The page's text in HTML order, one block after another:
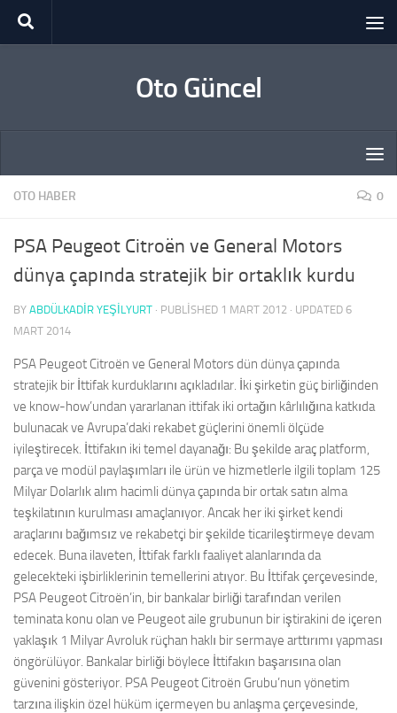
Skip to content
Oto Güncel
OTO HABER 0
PSA Peugeot Citroën ve General Motors
dünya çapında stratejik bir ortaklık kurdu
BY ABDÜLKADIR YEŞİLYURT · PUBLISHED 1 MART 2012 · UPDATED 6
MART 2014
PSA Peugeot Citroën ve General Motors dün dünya çapında
stratejik bir İttifak kurduklarını açıkladılar. İki şirketin güç birliğinden
ve know-how’undan yararlanan ittifak iki ortağın kârlılığına katkıda
bulunacak ve Avrupa’daki rekabet güçlerini önemli ölçüde
iyileştirecek. İttifakın iki temel dayanağı: Bu şekilde araç platform,
parça ve modül paylaşımları ile ürün ve hizmetlerle ilgili toplam 125
Milyar Dolarlık alım hacimli dünya çapında bir ortak satın alma
teşkilatının kurulması amaçlanıyor. Ancak her iki şirket kendi
araçlarını bağımsız ve rekabetçi bir şekilde ticarileştirmeye devam
edecek. Buna ilaveten, İttifak farklı faaliyet alanlarında da
gelecekteki işbirliklerinin temellerini atıyor. Bu İttifak çerçevesinde,
PSA Peugeot Citroën’in, bir bankalar birliği tarafından verilen
teminata konu olan ve Peugeot aile grubunun bir iştirakini de içeren
yaklaşık 1 Milyar Avroluk rüçhan haklı bir sermaye arttırımı yapması
öngörülüyor. Bankalar birliği böylece İttifakın başarısına olan
güvenini gösteriyor. PSA Peugeot Citroën Grubu’nun yönetim
tarzına ilişkin özel hüküm içermeyen bu anlaşma çerçevesinde,